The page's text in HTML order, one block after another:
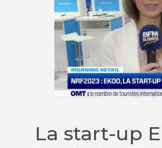
La start-up